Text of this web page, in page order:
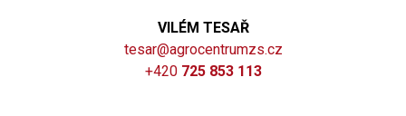
VILÉM TESAŘ
tesar@agrocentrumzs.cz
+420 725 853 113